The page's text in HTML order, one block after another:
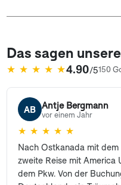
Das sagen
★ ★ ★ ★ ★4.90/5150
(öffnet in neuem Tab)
AB Antje Bergmann
vor einem Jahr
★ ★ ★ ★ ★
Nach Ostkanada mit
zweite Reise mit America
dem Pkw. Von der